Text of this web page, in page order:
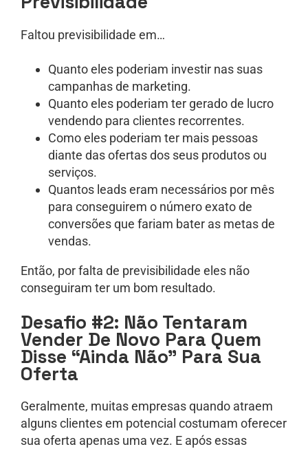
Faltou previsibilidade em…
Quanto eles poderiam investir nas suas
campanhas de marketing.
Quanto eles poderiam ter gerado de lucro
vendendo para clientes recorrentes.
Como eles poderiam ter mais pessoas
diante das ofertas dos seus produtos ou
serviços.
Quantos leads eram necessários por mês
para conseguirem o número exato de
conversões que fariam bater as metas de
vendas.
Então, por falta de previsibilidade eles não
conseguiram ter um bom resultado.
Desafio #2: Não Tentaram
Vender De Novo Para Quem
Disse “Ainda Não” Para Sua
Oferta
Geralmente, muitas empresas quando atraem
alguns clientes em potencial costumam oferecer
sua oferta apenas uma vez. E após essas